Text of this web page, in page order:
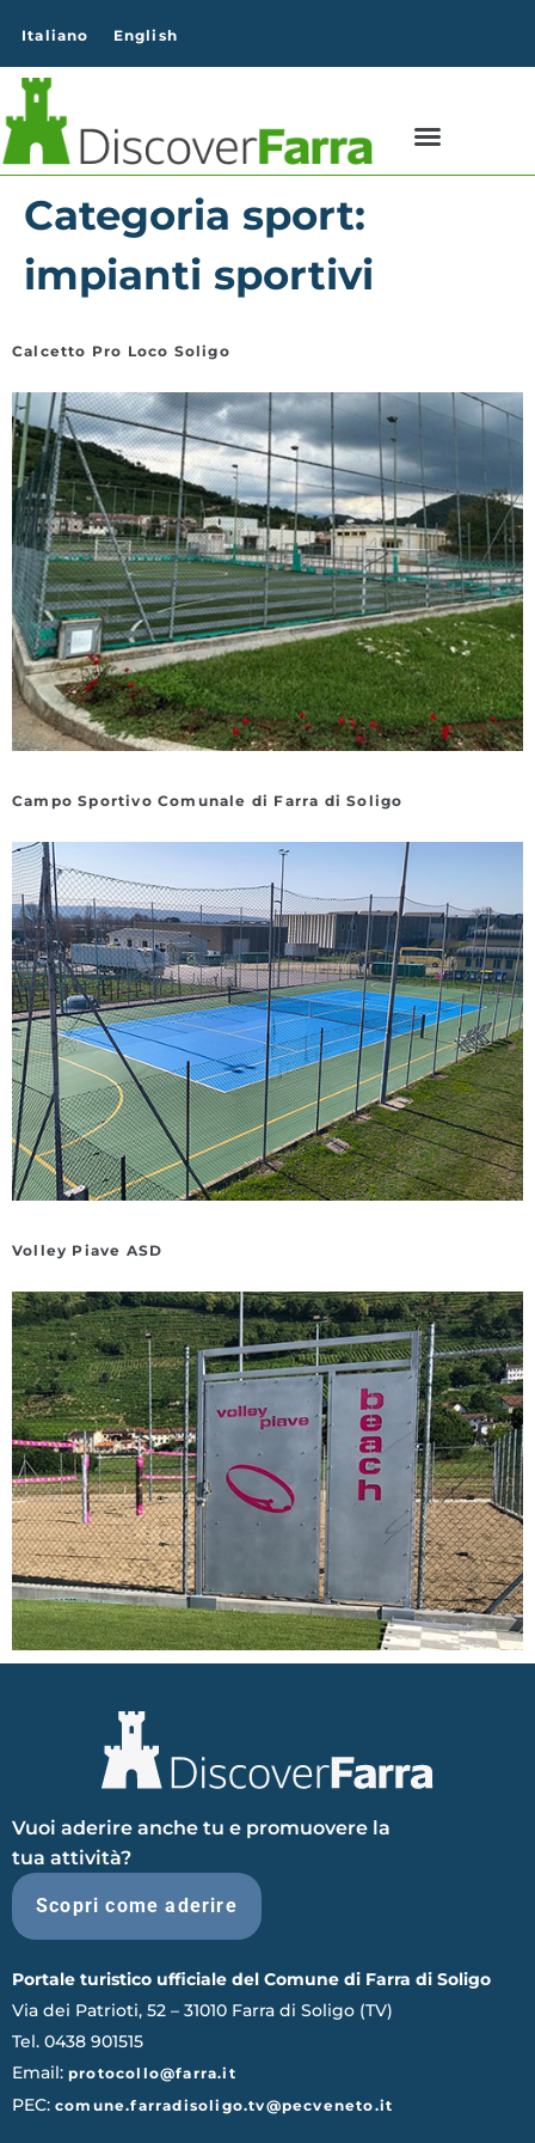
Italiano
English
Categoria sport:
impianti sportivi
Calcetto Pro Loco Soligo
Campo Sportivo Comunale di Farra di Soligo
Volley Piave ASD
Vuoi aderire anche tu e promuovere la
tua attività?
Scopri come aderire
Portale turistico ufficiale del Comune di Farra di Soligo
Via dei Patrioti, 52 – 31010 Farra di Soligo (TV)
Tel. 0438 901515
Email: protocollo@farra.it
PEC: comune.farradisoligo.tv@pecveneto.it